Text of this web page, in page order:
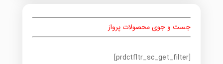
جست و جوی محصولات پرواز
[prdctfltr_sc_get_filter]